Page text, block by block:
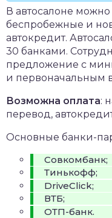
В автосалоне
беспробежные и
автокредит.
30 банками.
предложение с
и первоначальным
Возможна оплата:
перевод,
Основные банки-
Совкомбанк;
Тинькофф;
DriveClick;
ВТБ;
ОТП-банк.